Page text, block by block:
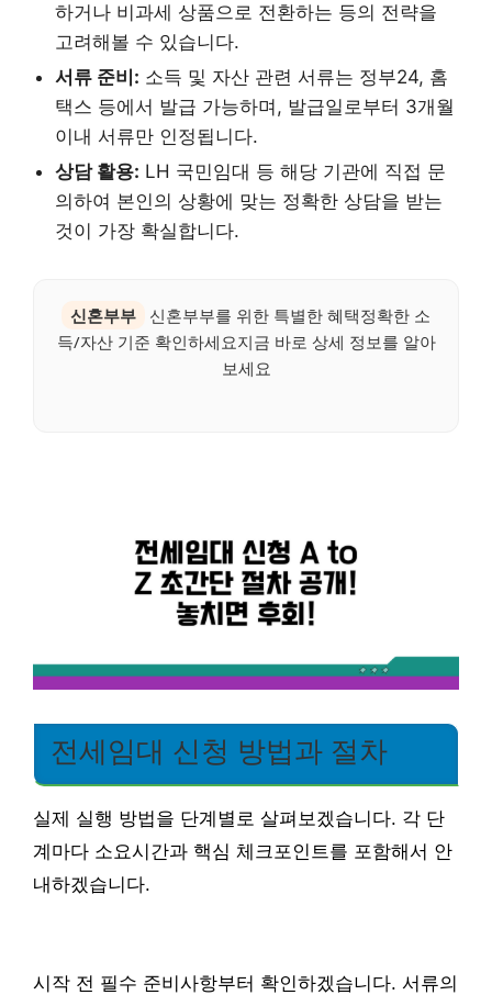
하거나 비과세 상품으로 전환하는 등의 전략을
고려해볼 수 있습니다.
서류 준비: 소득 및 자산 관련 서류는 정부24, 홈
택스 등에서 발급 가능하며, 발급일로부터 3개월
이내 서류만 인정됩니다.
상담 활용: LH 국민임대 등 해당 기관에 직접 문
의하여 본인의 상황에 맞는 정확한 상담을 받는
것이 가장 확실합니다.
신혼부부
신혼부부를 위한 특별한 혜택정확한 소
득/자산 기준 확인하세요지금 바로 상세 정보를 알아
보세요
전세임대 신청 방법과 절차
실제 실행 방법을 단계별로 살펴보겠습니다. 각 단
계마다 소요시간과 핵심 체크포인트를 포함해서 안
내하겠습니다.
시작 전 필수 준비사항부터 확인하겠습니다. 서류의